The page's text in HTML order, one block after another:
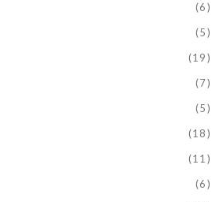
(6)
(5)
(19)
(7)
(5)
(18)
(11)
(6)